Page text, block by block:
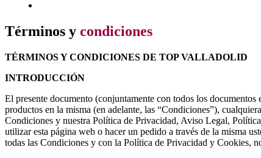
Términos y condiciones
TÉRMINOS Y CONDICIONES DE TOP VALLADOLID
INTRODUCCIÓN
El presente documento (conjuntamente con todos los
productos en la misma (en adelante, las “Condiciones”),
Condiciones y nuestra Política de Privacidad, Aviso Legal,
utilizar esta página web o hacer un pedido a través de la misma
todas las Condiciones y con la Política de Privacidad y Cookies,